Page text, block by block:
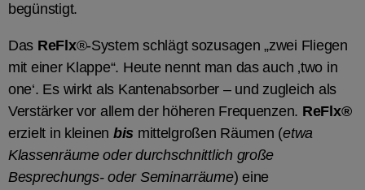
begünstigt.
Das ReFlx®-System schlägt sozusagen „zwei Fliegen
mit einer Klappe“. Heute nennt man das auch ‚two in
one‘. Es wirkt als Kantenabsorber – und zugleich als
Verstärker vor allem der höheren Frequenzen. ReFlx®
erzielt in kleinen bis mittelgroßen Räumen (etwa
Klassenräume oder durchschnittlich große
Besprechungs- oder Seminarräume) eine